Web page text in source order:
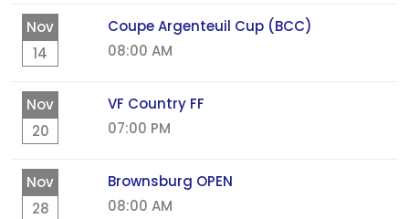
Nov
14
Coupe Argenteuil Cup (BCC)
08:00 AM
Nov
20
VF Country FF
07:00 PM
Nov
28
Brownsburg OPEN
08:00 AM